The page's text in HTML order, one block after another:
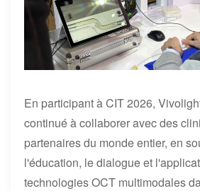
En participant à CIT 2026,
continué à collaborer avec des
partenaires du monde entier, en
l'éducation, le dialogue et
technologies OCT multimodales